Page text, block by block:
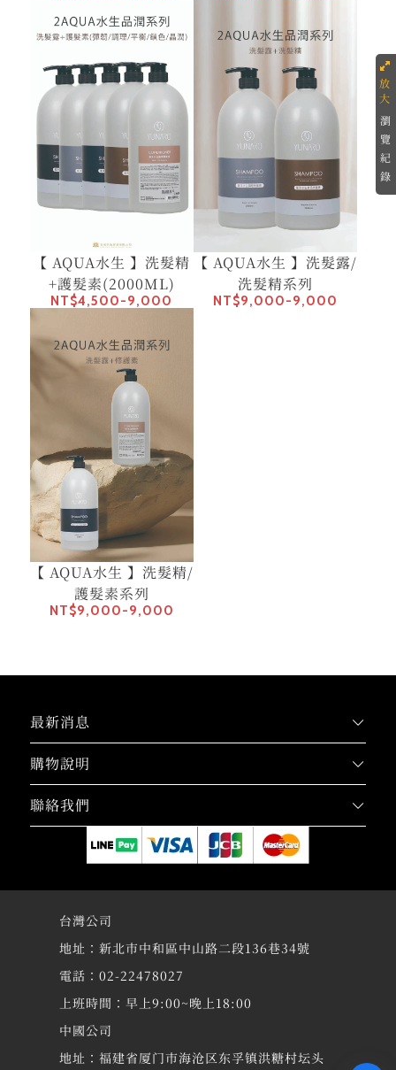
【 AQUA水生 】洗髮精
+護髮素(2000ML)
NT$4,500-9,000
【 AQUA水生 】洗髮露/
洗髮精系列
NT$9,000-9,000
【 AQUA水生 】洗髮精/
護髮素系列
NT$9,000-9,000
瀏
覽
紀
錄
最新消息
購物說明
聯絡我們
台灣公司
地址：新北市中和區中山路二段136巷34號
電話：02-22478027
上班時間：早上9:00~晚上18:00
中國公司
地址：福建省厦门市海沧区东孚镇洪糖村坛头